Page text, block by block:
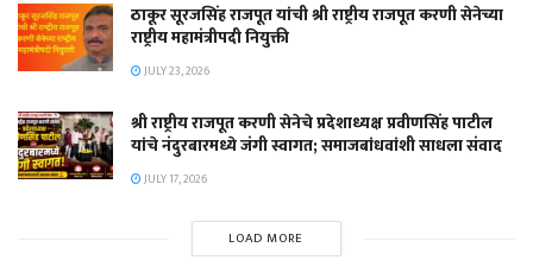
ठाकूर सूरजसिंह राजपूत यांची श्री राष्ट्रीय राजपूत करणी सेनेच्या
राष्ट्रीय महामंत्रीपदी नियुक्ती
JULY 23, 2026
श्री राष्ट्रीय राजपूत करणी सेनेचे प्रदेशाध्यक्ष प्रवीणसिंह पाटील
यांचे नंदुरबारमध्ये जंगी स्वागत; समाजबांधवांशी साधला संवाद
JULY 17, 2026
LOAD MORE